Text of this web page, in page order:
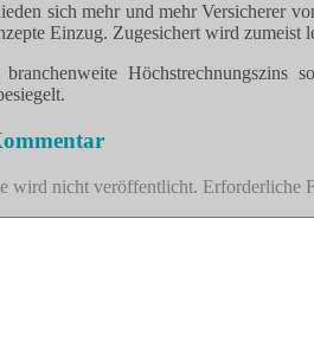
sich mehr und mehr Versicherer
Einzug. Zugesichert wird
Höchstrechnungszins
wird nicht veröffentlicht. Erforderliche